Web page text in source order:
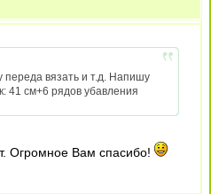
переда вязать и т.д. Напишу
41 см+6 рядов убавления
Огромное Вам спасибо!